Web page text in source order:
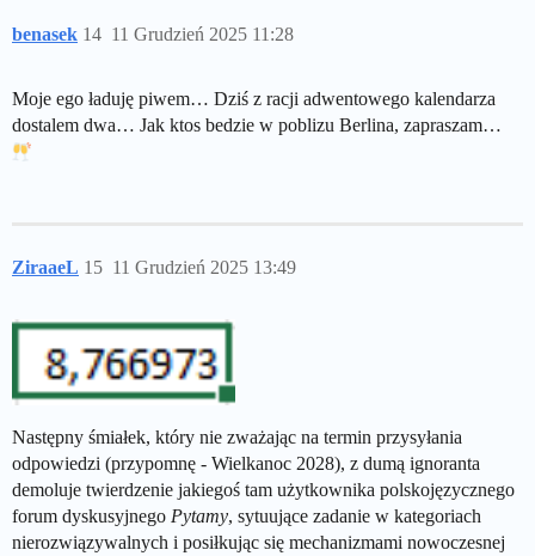
benasek 11 Grudzień 2025 11:28
14
Moje ego ładuję piwem… Dziś z racji adwentowego kalendarza
dostalem dwa… Jak ktos bedzie w poblizu Berlina, zapraszam…
ZiraaeL 11 Grudzień 2025 13:49
15
Następny śmiałek, który nie zważając na termin przysyłania
odpowiedzi (przypomnę - Wielkanoc 2028), z dumą ignoranta
demoluje twierdzenie jakiegoś tam użytkownika polskojęzycznego
forum dyskusyjnego Pytamy, sytuujące zadanie w kategoriach
nierozwiązywalnych i posiłkując się mechanizmami nowoczesnej